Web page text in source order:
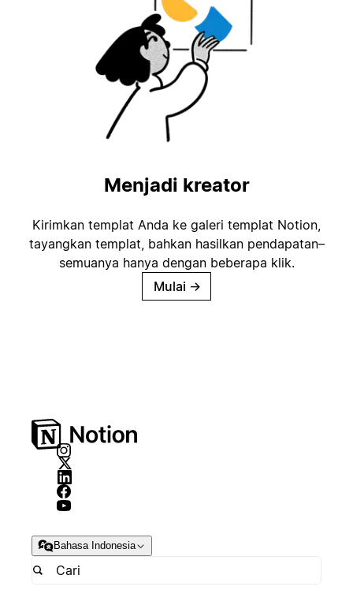
Menjadi kreator
Kirimkan templat Anda ke galeri templat Notion,
tayangkan templat, bahkan hasilkan pendapatan–
semuanya hanya dengan beberapa klik.
Mulai →
Bahasa Indonesia